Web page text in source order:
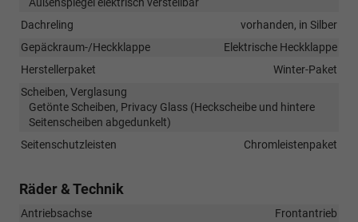
Dachreling
vorhanden, in Silber
Gepäckraum-/Heckklappe
Elektrische Heckklappe
Herstellerpaket
Winter-Paket
Scheiben, Verglasung
Getönte Scheiben, Privacy Glass (Heckscheibe und hintere
Seitenscheiben abgedunkelt)
Seitenschutzleisten
Chromleistenpaket
Räder & Technik
Antriebsachse
Frontantrieb